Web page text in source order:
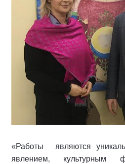
«Работы являются
явлением, культурным